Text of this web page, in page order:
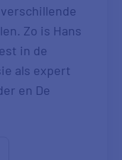
Zo is Hans
in de
als expert
en De